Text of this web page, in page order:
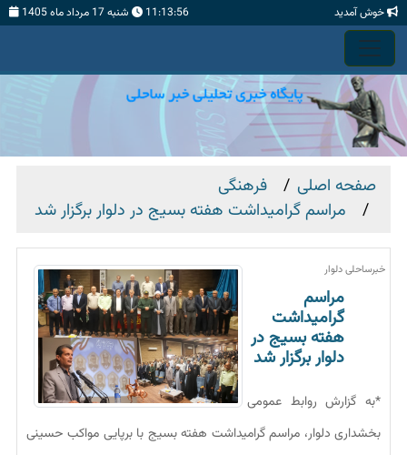
خوش آمدید 11:13:58 شنبه 17 مرداد ماه 1405
صفحه اصلی
فرهنگی
مراسم گرامیداشت هفته بسیج در دلوار برگزار شد
خبرساحلی دلوار
مراسم
گرامیداشت
هفته بسیج در
دلوار برگزار شد
*به گزارش روابط عمومی
بخشداری دلوار، مراسم گرامیداشت هفته بسیج با برپایی مواکب حسینی